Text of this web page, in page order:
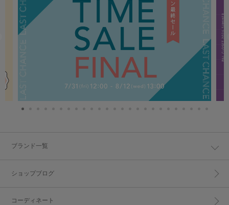
ブランド一覧
ショップブログ
コーディネート